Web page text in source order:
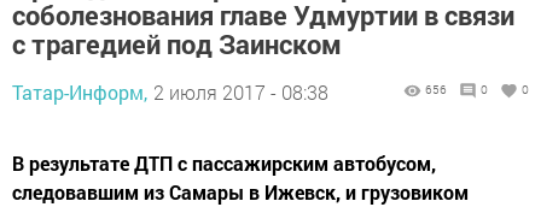
соболезнования главе Удмуртии в связи
с трагедией под Заинском
Татар-Информ, 2 июля 2017 - 08:38 656 0 0
В результате ДТП с пассажирским автобусом,
следовавшим из Самары в Ижевск, и грузовиком